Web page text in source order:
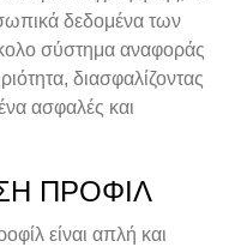
δεδομένα των
σύστημα αναφοράς
διασφαλίζοντας
ασφαλές και
ΠΡΟΦΊΛ
είναι απλή και